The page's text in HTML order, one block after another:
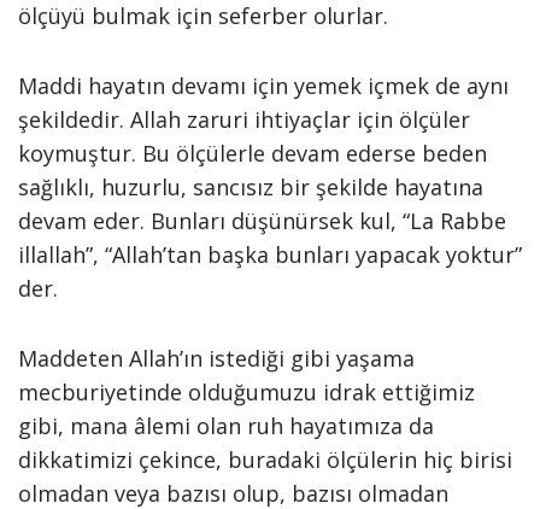
ölçüyü bulmak için seferber olurlar.
Maddi hayatın devamı için yemek içmek de aynı
şekildedir. Allah zaruri ihtiyaçlar için ölçüler
koymuştur. Bu ölçülerle devam ederse beden
sağlıklı, huzurlu, sancısız bir şekilde hayatına
devam eder. Bunları düşünürsek kul, “La Rabbe
illallah”, “Allah’tan başka bunları yapacak yoktur”
der.
Maddeten Allah’ın istediği gibi yaşama
mecburiyetinde olduğumuzu idrak ettiğimiz
gibi, mana âlemi olan ruh hayatımıza da
dikkatimizi çekince, buradaki ölçülerin hiç birisi
olmadan veya bazısı olup, bazısı olmadan